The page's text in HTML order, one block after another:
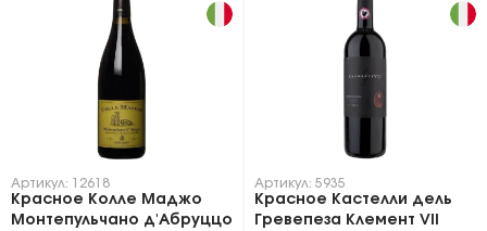
Артикул: 12618
Красное Колле Маджо
Монтепульчано д'Абруццо
Артикул: 5935
Красное Кастелли дель
Гревепеза Клемент VII